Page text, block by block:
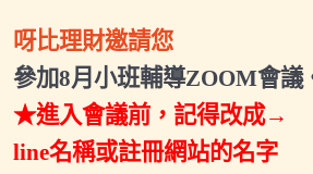
2025.08.06福利課會議ID
2025.08.30(六)小班輔導會議
2025.09.07(日)關鍵進出場-專屬直播
2025.09.20(六)小班輔導會議
呀比理財邀請您
參加8月小班輔導ZOOM會議
★進入會議前，記得改成→
line名稱或註冊網站的名字